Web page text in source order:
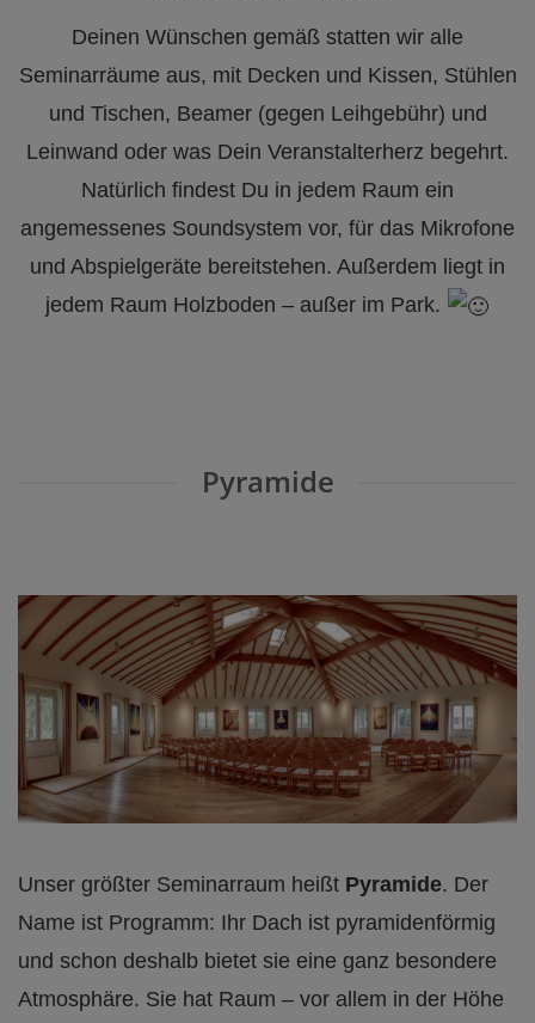
Deinen Wünschen gemäß statten wir alle
Seminarräume aus, mit Decken und Kissen, Stühlen
und Tischen, Beamer (gegen Leihgebühr) und
Leinwand oder was Dein Veranstalterherz begehrt.
Natürlich findest Du in jedem Raum ein
angemessenes Soundsystem vor, für das Mikrofone
und Abspielgeräte bereitstehen. Außerdem liegt in
jedem Raum Holzboden – außer im Park.
Pyramide
Unser größter Seminarraum heißt Pyramide. Der
Name ist Programm: Ihr Dach ist pyramidenförmig
und schon deshalb bietet sie eine ganz besondere
Atmosphäre. Sie hat Raum – vor allem in der Höhe